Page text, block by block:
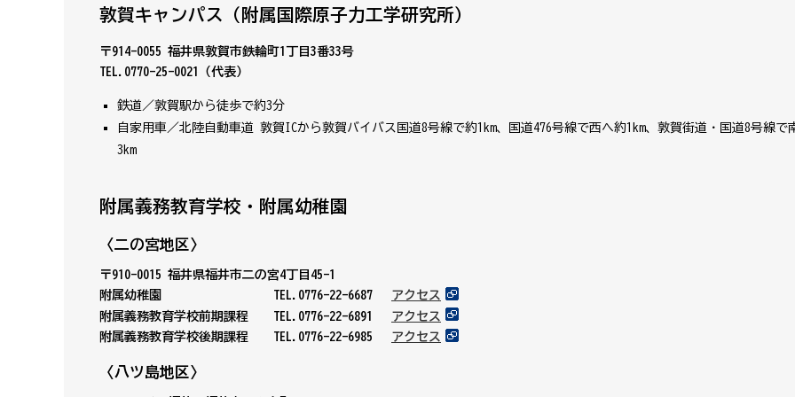
敦賀キャンパス（附属国際原子力工学研究所）
〒914-0055 福井県敦賀市鉄輪町1丁目3番33号
TEL.0770-25-0021（代表）
鉄道／敦賀駅から徒歩で約3分
自家用車／北陸自動車道 敦賀ICから敦賀バイバス国道8号線で約1km、国道476号線で西へ約1km、敦賀街道・国道8号線で
3km
附属義務教育学校・附属幼稚園
〈二の宮地区〉
〒910-0015 福井県福井市二の宮4丁目45-1
附属幼稚園
TEL.0776-22-6687 → アクセス
附属義務教育学校前期課程 TEL.0776-22-6891 → アクセス
附属義務教育学校後期課程 TEL.0776-22-6985 → アクセス
〈八ツ島地区〉